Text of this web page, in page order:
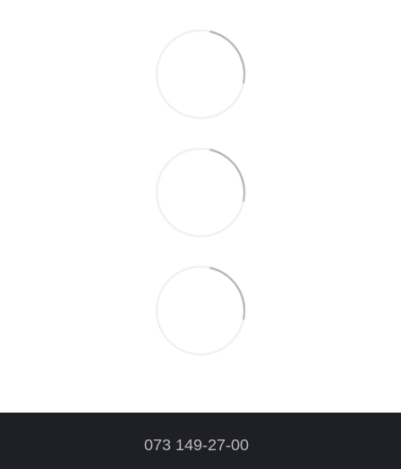
073 149-27-00